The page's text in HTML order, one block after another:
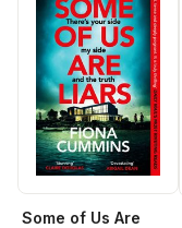
Some of Us Are